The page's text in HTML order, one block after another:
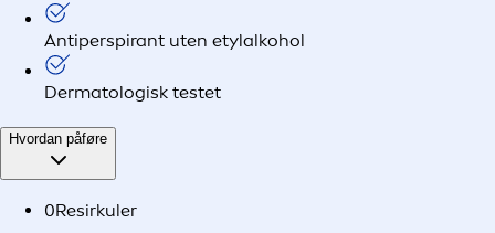
Antiperspirant uten etylalkohol
Dermatologisk testet
Hvordan påføre
0Resirkuler